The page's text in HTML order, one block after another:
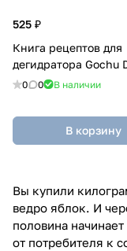
525 ₽
Книга рецептов для
дегидратора Gochu
0 0 В наличии
В корзину
Вы купили
ведро яблок. И
половина
от потребителя к